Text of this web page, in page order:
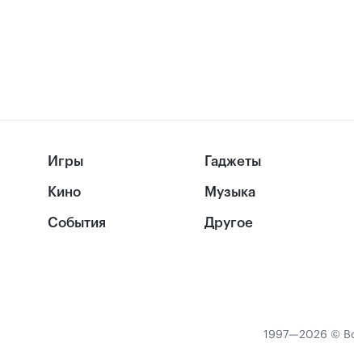
Игры
Кино
События
Гаджеты
Музыка
Другое
1997—2026 ©